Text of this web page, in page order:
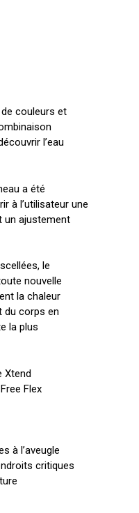
est vide.
couleurs et
l’eau
a été
à l’utilisateur une
un ajustement
le
nouvelle
la chaleur
du corps en
la plus
Xtend
Flex
à l’aveugle
critiques